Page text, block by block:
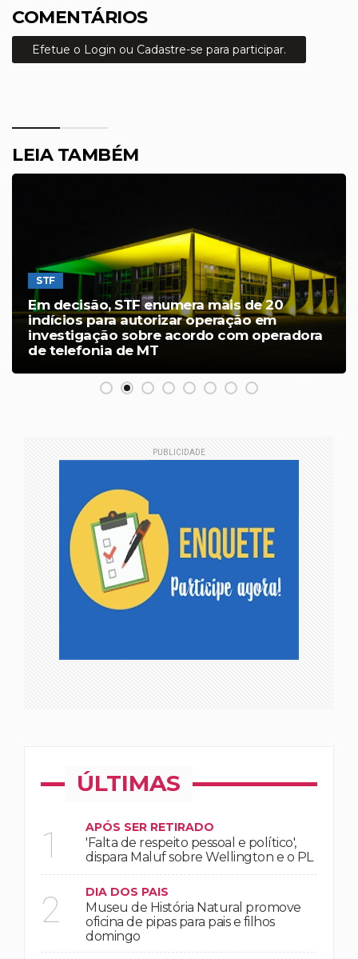
COMENTÁRIOS
Efetue o Login ou Cadastre-se para participar.
LEIA TAMBÉM
STF
Em decisão, STF enumera mais de 20
indícios para autorizar operação em
investigação sobre acordo com operadora
de telefonia de MT
PUBLICIDADE
ÚLTIMAS
1 APÓS SER RETIRADO
'Falta de respeito pessoal e político',
dispara Maluf sobre Wellington e o PL
2 DIA DOS PAIS
Museu de História Natural promove
oficina de pipas para pais e filhos
domingo